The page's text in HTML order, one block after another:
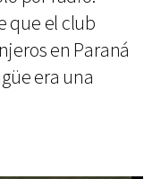
que el club
en Paraná
era una